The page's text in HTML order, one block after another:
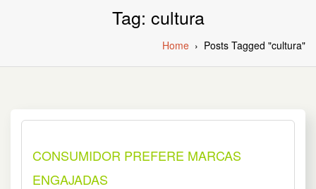
Tag: cultura
Home › Posts Tagged "cultura"
CONSUMIDOR PREFERE MARCAS
ENGAJADAS